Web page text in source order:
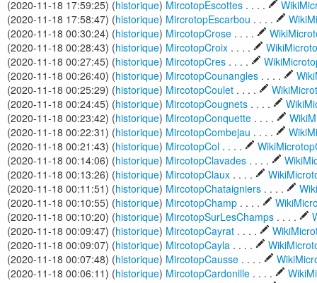
(2020-11-18 17:59:25) (historique) MircotopEscottes . . . .
(2020-11-18 17:58:47) (historique) MircrotopEscarbou . . . .
(2020-11-18 00:30:24) (historique) MircotopCrose . . . .
(2020-11-18 00:28:43) (historique) MircotopCroix . . . .
(2020-11-18 00:27:45) (historique) MircotopCres . . . .
(2020-11-18 00:26:40) (historique) MircotopCounangles . . . .
(2020-11-18 00:25:29) (historique) MircotopCoulet . . . .
(2020-11-18 00:24:45) (historique) MircotopCougnets . . . .
(2020-11-18 00:23:42) (historique) MircotopConquette . . . .
(2020-11-18 00:22:31) (historique) MircotopCombejau . . . .
(2020-11-18 00:21:43) (historique) MircotopCol . . . .
(2020-11-18 00:14:06) (historique) MircotopClavades . . . .
(2020-11-18 00:13:26) (historique) MircotopClaux . . . .
(2020-11-18 00:11:51) (historique) MircotopChataigniers . . . .
(2020-11-18 00:10:55) (historique) MircotopChamp . . . .
(2020-11-18 00:10:20) (historique) MircotopSurLesChamps . . . .
(2020-11-18 00:09:47) (historique) MircotopCayrat . . . .
(2020-11-18 00:09:07) (historique) MircotopCayla . . . .
(2020-11-18 00:07:48) (historique) MircotopCausse . . . .
(2020-11-18 00:06:11) (historique) MircotopCardonille . . . .